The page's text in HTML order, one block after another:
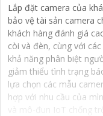
Lắp đặt camera của
bảo vệ tài sản camera
khách hàng đánh giá
còi và đèn, cùng với
khả năng phân biệt
giảm thiểu tình trạng
lựa chọn các mẫu
hợp với nhu cầu của
và mô-đun IoT chống